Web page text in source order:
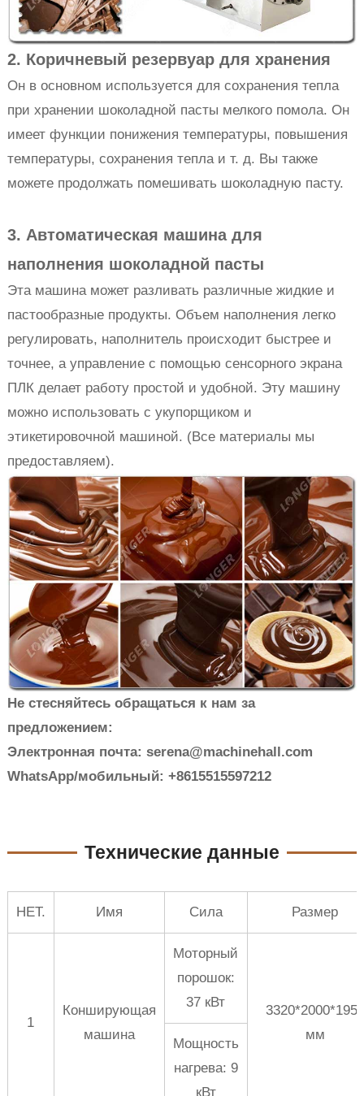
2. Коричневый резервуар для хранения
Он в основном используется для сохранения тепла
при хранении шоколадной пасты мелкого помола. Он
имеет функции понижения температуры, повышения
температуры, сохранения тепла и т. д. Вы также
можете продолжать помешивать шоколадную пасту.
3. Автоматическая машина для
наполнения шоколадной пасты
Эта машина может разливать различные жидкие и
пастообразные продукты. Объем наполнения легко
регулировать, наполнитель происходит быстрее и
точнее, а управление с помощью сенсорного экрана
ПЛК делает работу простой и удобной. Эту машину
можно использовать с укупорщиком и
этикетировочной машиной. (Все материалы мы
предоставляем).
Не стесняйтесь обращаться к нам за
предложением:
Электронная почта: serena@machinehall.com
WhatsApp/мобильный: +8615515597212
Технические данные
НЕТ. Имя Сила Размер
1
Конширующая
машина
Моторный
порошок:
37 кВт
3320*2000*1950
мм
Мощность
нагрева: 9
кВт